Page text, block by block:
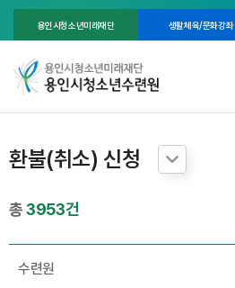
용인시청소년미래재단 생활체육/문화강좌
환불(취소) 신청
총3953건
수련원